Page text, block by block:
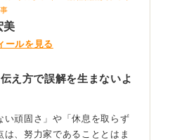
美
ールを見る
え方で誤解を生まないよ
い頑固さ」や「休息を取らず
、努力家であることとはま